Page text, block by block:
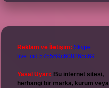
Reklam ve İletişim: Skype:
live:.cid.575569c608265c69
Yasal Uyarı: Bu internet sitesi,
herhangi bir marka, kurum veya